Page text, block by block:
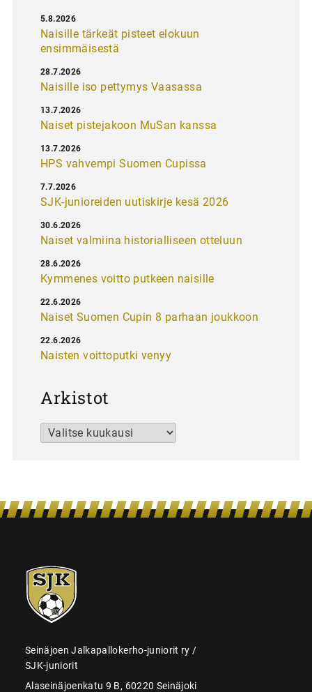
Naisille tärkeät pisteet elokuun
ensimmäisestä
5.8.2026
Naisille iso pettymys Vaasassa
28.7.2026
Naiset pistejakoon MuSan kanssa
13.7.2026
HPS vahvempi Suomen Cupissa
13.7.2026
SJK-junioreiden uutiskirje kesä 2026
7.7.2026
Naiset valmiina historialliseen otteluun
30.6.2026
Kymmenes voitto putkeen naisille
28.6.2026
Naiset Suomen Cupin 8 parhaan joukkoon
22.6.2026
Naisten voittoputki venyy
22.6.2026
Arkistot
Arkistot
SJK-
juniorit
Seinäjoen Jalkapallokerho-juniorit ry /
SJK-juniorit
Alaseinäjoenkatu 9 B, 60220 Seinäjoki